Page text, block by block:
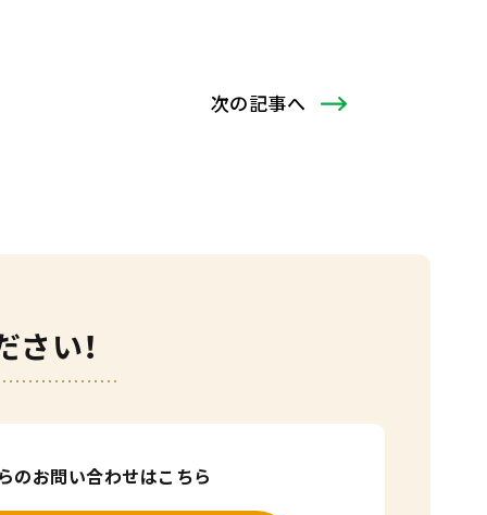
次の記事へ
い！
のお問い合わせはこちら